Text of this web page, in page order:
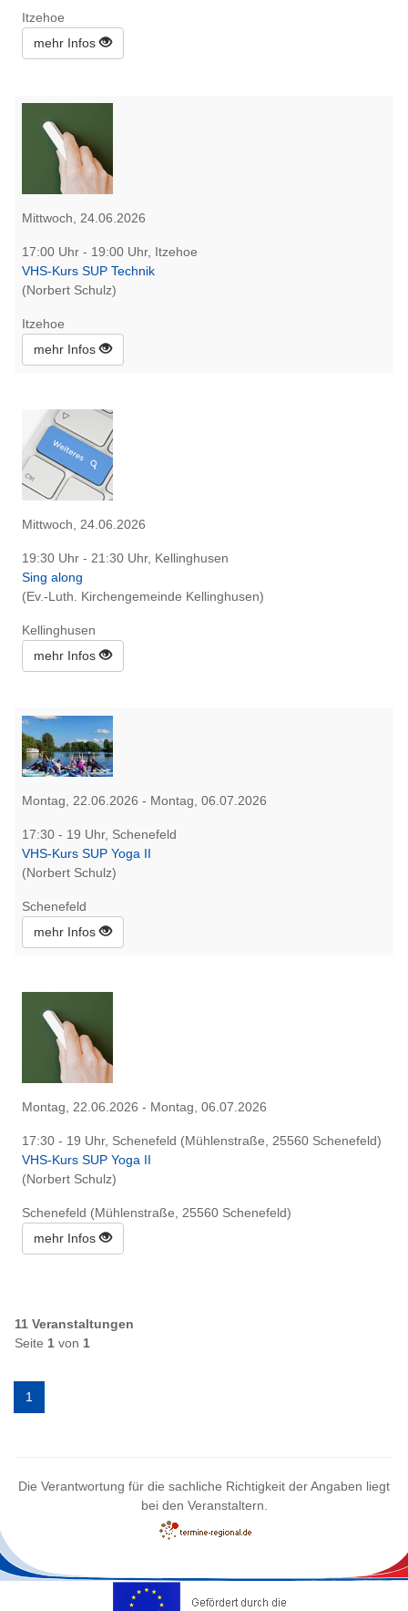
Itzehoe
mehr Infos
Mittwoch, 24.06.2026
17:00 Uhr - 19:00 Uhr, Itzehoe
VHS-Kurs SUP Technik
(Norbert Schulz)
Itzehoe
mehr Infos
Mittwoch, 24.06.2026
19:30 Uhr - 21:30 Uhr, Kellinghusen
Sing along
(Ev.-Luth. Kirchengemeinde Kellinghusen)
Kellinghusen
mehr Infos
Montag, 22.06.2026 - Montag, 06.07.2026
17:30 - 19 Uhr, Schenefeld
VHS-Kurs SUP Yoga II
(Norbert Schulz)
Schenefeld
mehr Infos
Montag, 22.06.2026 - Montag, 06.07.2026
17:30 - 19 Uhr, Schenefeld (Mühlenstraße, 25560 Schenefeld)
VHS-Kurs SUP Yoga II
(Norbert Schulz)
Schenefeld (Mühlenstraße, 25560 Schenefeld)
mehr Infos
11 Veranstaltungen
Seite 1 von 1
1
Die Verantwortung für die sachliche Richtigkeit der Angaben liegt
bei den Veranstaltern.